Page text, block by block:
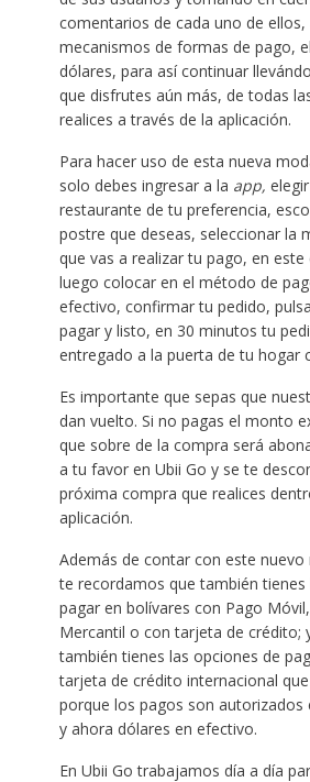
comentarios de cada uno de ellos,
mecanismos de formas de pago,
dólares, para así continuar
que disfrutes aún más, de todas
realices a través de la aplicación.
Para hacer uso de esta nueva
solo debes ingresar a la app,
restaurante de tu preferencia,
postre que deseas, seleccionar la
que vas a realizar tu pago, en este
luego colocar en el método de
efectivo, confirmar tu pedido,
pagar y listo, en 30 minutos tu
entregado a la puerta de tu hogar
Es importante que sepas que
dan vuelto. Si no pagas el monto
que sobre de la compra será
a tu favor en Ubii Go y se te
próxima compra que realices
aplicación.
Además de contar con este
te recordamos que también tienes
pagar en bolívares con Pago
Mercantil o con tarjeta de crédito;
también tienes las opciones de
tarjeta de crédito internacional
porque los pagos son autorizados
y ahora dólares en efectivo.
En Ubii Go trabajamos día a día